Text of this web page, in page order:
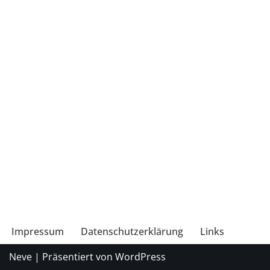
Impressum Datenschutzerklärung
Links
Neve | Präsentiert von WordPress